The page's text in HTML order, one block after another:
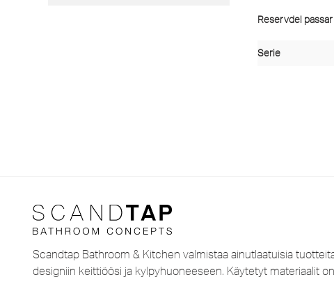
Reservdel
Serie
Scandtap Bathroom & Kitchen valmistaa ainutlaatuisia
designiin keittiöösi ja kylpyhuoneeseen. Käytetyt materiaalit